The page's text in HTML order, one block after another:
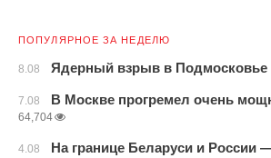
ПОПУЛЯРНОЕ ЗА НЕДЕЛЮ
8.08 Ядерный взрыв в Подмосковье
7.08 В Москве прогремел очень
64,704
4.08 На границе Беларуси и России